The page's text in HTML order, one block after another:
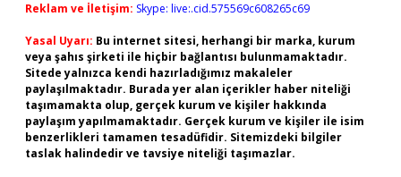
Reklam ve İletişim: Skype: live:.cid.575569c608265c69
Yasal Uyarı: Bu internet sitesi, herhangi bir marka, kurum
veya şahıs şirketi ile hiçbir bağlantısı bulunmamaktadır.
Sitede yalnızca kendi hazırladığımız makaleler
paylaşılmaktadır. Burada yer alan içerikler haber niteliği
taşımamakta olup, gerçek kurum ve kişiler hakkında
paylaşım yapılmamaktadır. Gerçek kurum ve kişiler ile isim
benzerlikleri tamamen tesadüfidir. Sitemizdeki bilgiler
taslak halindedir ve tavsiye niteliği taşımazlar.